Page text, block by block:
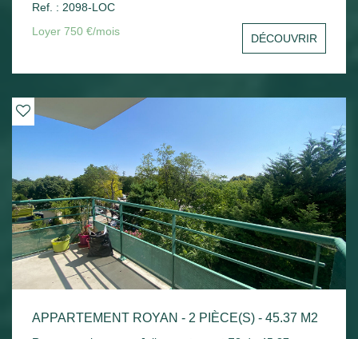
Chauffage électrique.
Ref. : 2098-LOC
Loyer 750 €/mois
DÉCOUVRIR
APPARTEMENT ROYAN - 2 PIÈCE(S) - 45.37 M2